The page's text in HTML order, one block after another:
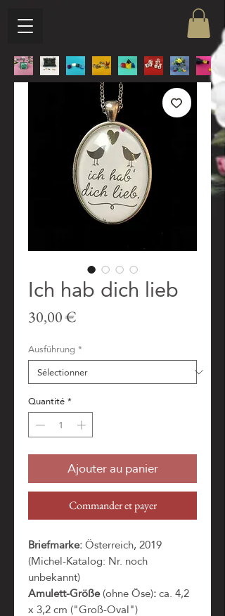
Ich hab dich lieb
30,00 €
Ausführung *
Quantité*
Ajouter au panier
Commander et payer
Briefmarke:Österreich, 2019
(Michel-Katalog: Nr. noch
unbekannt)
Amulett-Größe(ohne Öse):ca. 4,2
x 3,2 cm ("Groß-Oval")